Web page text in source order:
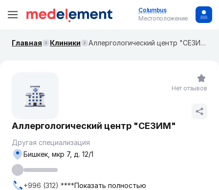
Columbus
Местоположение
Главная Клиники Аллергологический центр "СЕЗИМ"
Аллергологический центр "СЕЗИМ"
Другая специализация
Бишкек, ​мкр 7, д. 12/1
+996 (312) ****Показать полностью
Нет отзывов